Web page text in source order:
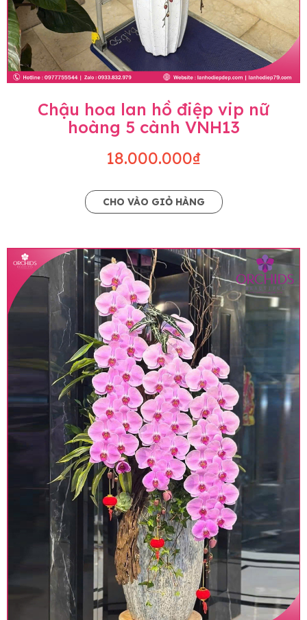
Chậu hoa lan hồ điệp vip nữ
hoàng 5 cành VNH13
18.000.000₫
CHO VÀO GIỎ HÀNG